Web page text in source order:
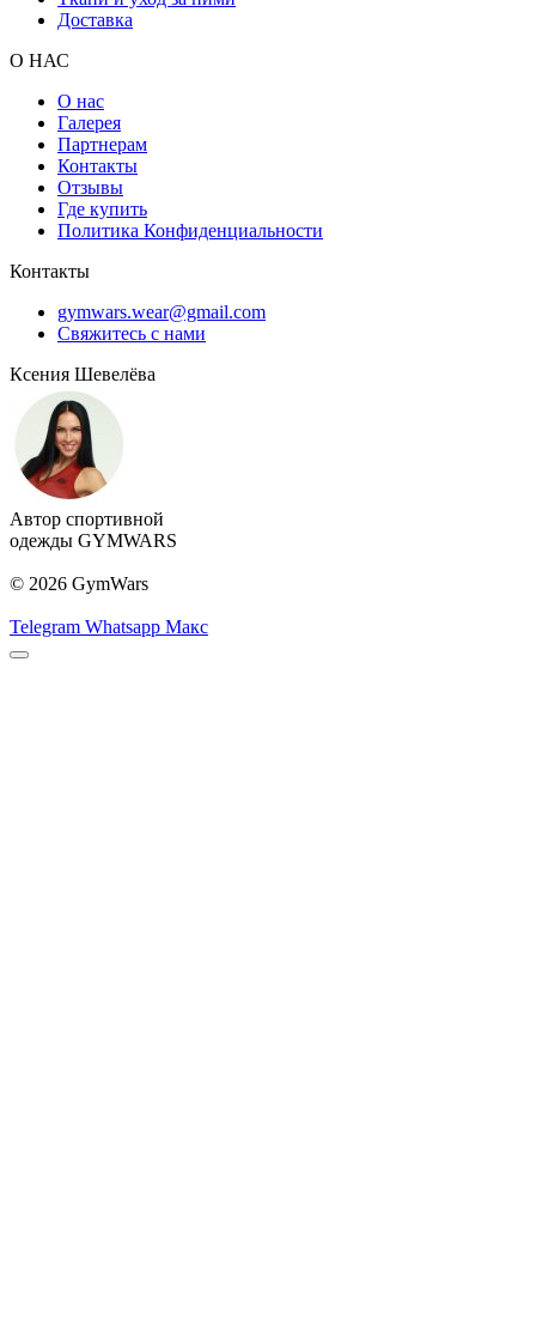
Доставка
О НАС
О нас
Галерея
Партнерам
Контакты
Отзывы
Где купить
Политика Конфиденциальности
Контакты
gymwars.wear@gmail.com
Свяжитесь с нами
Ксения Шевелёва
Автор спортивной
одежды GYMWARS
© 2026 GymWars
Telegram Whatsapp Макс